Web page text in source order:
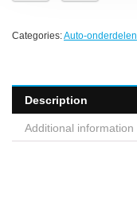
Categories:Auto-onderdelen
Description
Additional information